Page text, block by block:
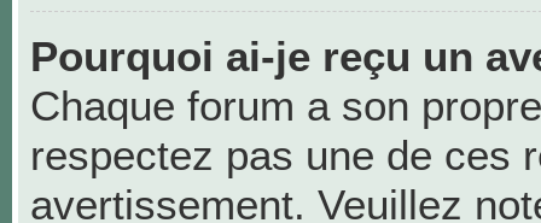
Pourquoi ai-je reçu un
Chaque forum a son
respectez pas une de ces
avertissement. Veuillez